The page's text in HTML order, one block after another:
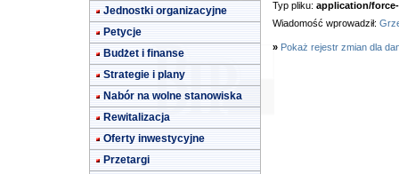
Jednostki organizacyjne
Petycje
Budżet i finanse
Strategie i plany
Nabór na wolne stanowiska
Rewitalizacja
Oferty inwestycyjne
Przetargi
Typ pliku: application/
Wiadomość wprowadził:
» Pokaż rejestr zmian dla